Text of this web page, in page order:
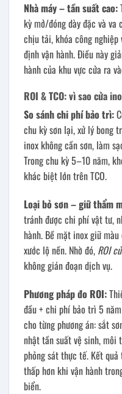
Nhà máy – tần suất cao:
kỳ mở/đóng dày đặc và va
chịu tải, khóa công
định vận hành. Điều này
hành của khu vực cửa ra
ROI & TCO: vì sao cửa
So sánh chi phí bảo trì:
chu kỳ sơn lại, xử lý bong
inox không cần sơn, làm
Trong chu kỳ 5–10 năm,
khác biệt lớn trên TCO.
Loại bỏ sơn – giữ thẩm
tránh được chi phí vật tư,
hành. Bề mặt inox giữ
xước lộ nền. Nhờ đó, ROI
không gián đoạn dịch vụ.
Phương pháp đo ROI:
đầu + chi phí bảo trì 5
cho từng phương án: sắt
nhật tần suất vệ sinh, môi
phỏng sát thực tế. Kết quả
thấp hơn khi vận hành
biển.